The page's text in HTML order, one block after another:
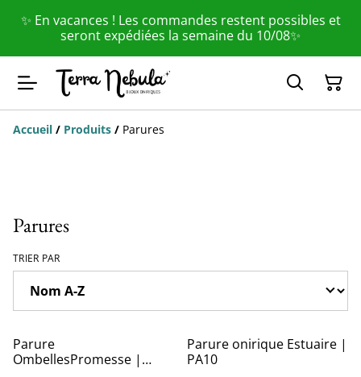
✨ En vacances ! Les commandes restent possibles et
seront expédiées la semaine du 10/08✨
Accueil / Produits / Parures
Parures
TRIER PAR
Parure
OmbellesPromesse |
Parure onirique Estuaire |
PA10